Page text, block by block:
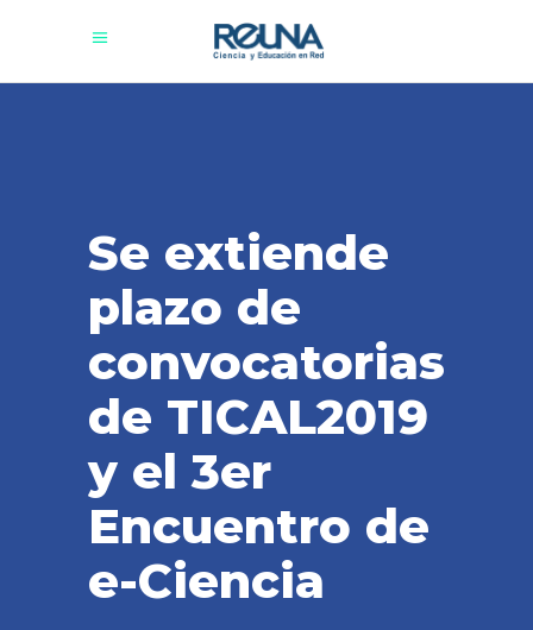
Se extiende
plazo de
convocatorias
de TICAL2019
y el 3er
Encuentro de
e-Ciencia